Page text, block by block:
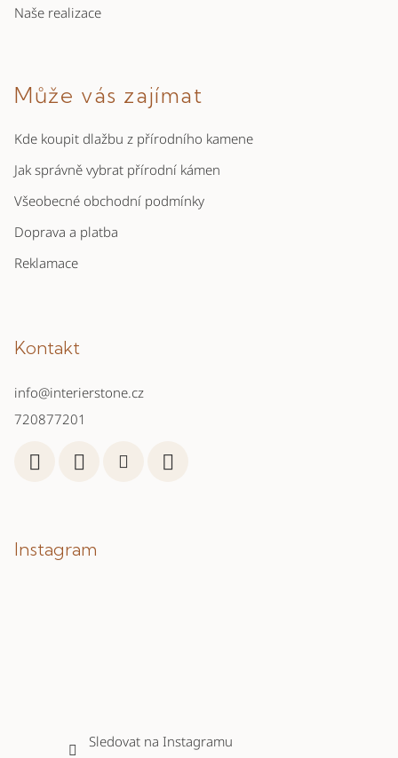
Naše realizace
Může vás zajímat
Kde koupit dlažbu z přírodního kamene
Jak správně vybrat přírodní kámen
Všeobecné obchodní podmínky
Doprava a platba
Reklamace
Kontakt
info@interierstone.cz
720877201
Instagram
Sledovat na Instagramu